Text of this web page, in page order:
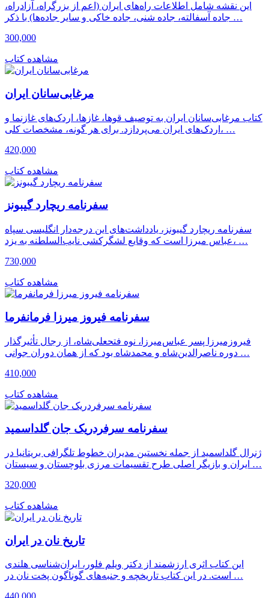
این نقشه شامل اطلاعات راه‌های ایران (اعم از بزرگراه، آزادراه،
جاده آسفالته، جاده شنی، جاده خاکی و سایر جاده‌ها) با ذکر …
300,000
مشاهده کتاب
مرغابی‌سانان ایران
کتاب مرغابی‌سانان ایران به توصیف قوها، غازها، اردک‌های غازنما و
اردک‌های ایران می‌پردازد. برای هر گونه، مشخصات کلی، …
420,000
مشاهده کتاب
سفرنامه ریچارد گیبونز
سفرنامه ریچارد گیبونز، یادداشت‌های این درجه‌دار انگلیسی سپاه
عباس میرزا است که وقایع لشگرکشی نایب‌السلطنه به یزد، …
730,000
مشاهده کتاب
سفرنامه فیروز میرزا فرمانفرما
فیروزمیرزا پسر عباس‌میرزا، نوه فتحعلی‌شاه، از رجال تأثیرگذار
دوره ناصرالدین‌شاه و محمدشاه بود که از همان دوران جوانی …
410,000
مشاهده کتاب
سفرنامه سرفردریک جان گلداسمید
ژنرال گلداسمید از جمله نخستین مدیران خطوط تلگرافی بریتانیا در
ایران و بازیگر اصلی طرح تقسیمات مرزی بلوچستان و سیستان …
320,000
مشاهده کتاب
تاریخ نان در ایران
این کتاب اثری ارزشمند از دکتر ویلم فلور، ایران‌شناسی هلندی
است. در این کتاب تاریخچه و جنبه‌های گوناگون پخت نان در …